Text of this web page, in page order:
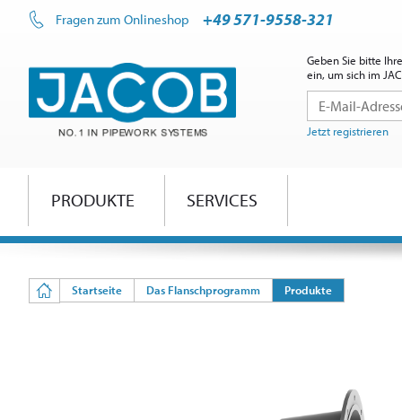
Geben Sie bitte
ein, um sich im
Jetzt registrieren
Fragen zum Onlineshop +49 571-9558-321
PRODUKTE SERVICES
Startseite Das Flanschprogramm Produkte